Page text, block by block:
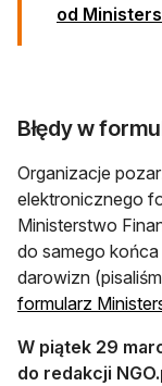
od
Błędy w
Organizacje
elektronicznego
Ministerstwo
do samego
darowizn
formularz
W piątek 29
do redakcji